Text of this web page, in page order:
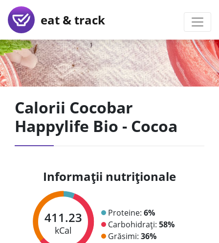
eat & track
Calorii Cocobar
Happylife Bio - Cocoa
Informații nutriționale
411.23
kCal
Proteine: 6%
Carbohidrați: 58%
Grăsimi: 36%